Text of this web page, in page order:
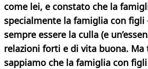
come lei, e constato che la
specialmente la famiglia con figli
sempre essere la culla (e
relazioni forti e di vita buona.
sappiamo che la famiglia con figli